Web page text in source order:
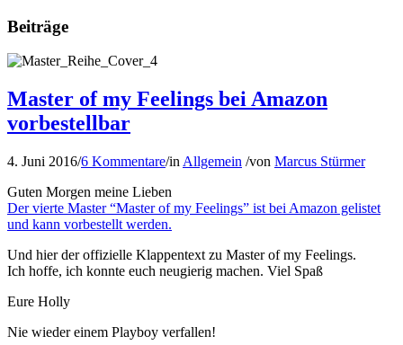
Beiträge
Master of my Feelings bei Amazon
vorbestellbar
4. Juni 2016/6 Kommentare/in Allgemein /von Marcus Stürmer
Guten Morgen meine Lieben
Der vierte Master “Master of my Feelings” ist bei Amazon gelistet
und kann vorbestellt werden.
Und hier der offizielle Klappentext zu Master of my Feelings.
Ich hoffe, ich konnte euch neugierig machen. Viel Spaß
Eure Holly
Nie wieder einem Playboy verfallen!